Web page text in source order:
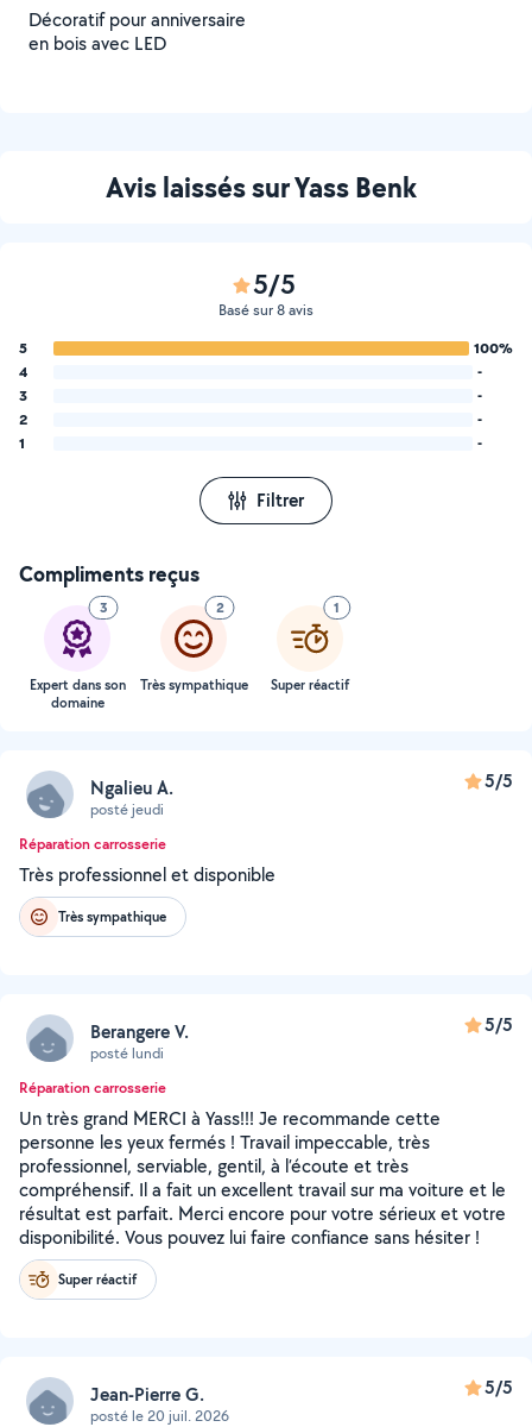
Décoratif pour anniversaire
en bois avec LED
Avis laissés sur Yass Benk
5/5
Basé sur 8 avis
5
100%
4
-
3
-
2
-
1
-
Filtrer
Compliments reçus
3
Expert dans son
domaine
2
Très sympathique
1
Super réactif
Ngalieu A.
posté jeudi
5/5
Réparation carrosserie
Très professionnel et disponible
Très sympathique
Berangere V.
posté lundi
5/5
Réparation carrosserie
Un très grand MERCI à Yass!!! Je recommande cette
personne les yeux fermés ! Travail impeccable, très
professionnel, serviable, gentil, à l’écoute et très
compréhensif. Il a fait un excellent travail sur ma voiture et le
résultat est parfait. Merci encore pour votre sérieux et votre
disponibilité. Vous pouvez lui faire confiance sans hésiter !
Super réactif
Jean-Pierre G.
posté le 20 juil. 2026
5/5